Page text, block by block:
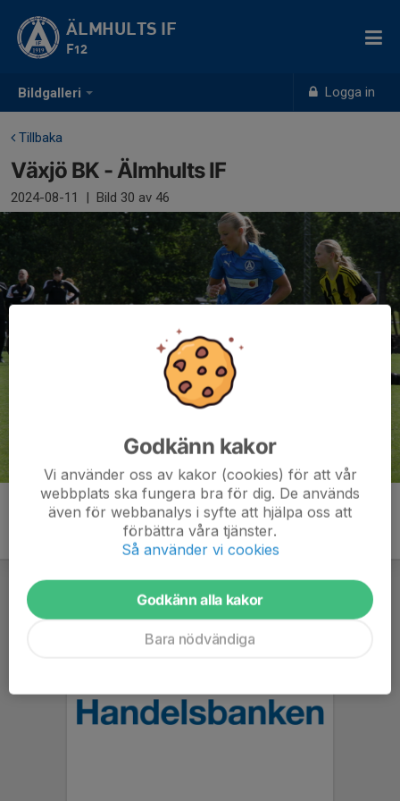
Bildgalleri Logga in
ÄLMHULTS IF
F12
Tillbaka
Växjö BK - Älmhults IF
2024-08-11 | Bild 30 av 46
Godkänn kakor
Vi använder oss av kakor (cookies) för att vår
webbplats ska fungera bra för dig. De används
även för webbanalys i syfte att hjälpa oss att
förbättra våra tjänster.
Så använder vi cookies
Godkänn alla kakor
Bara nödvändiga